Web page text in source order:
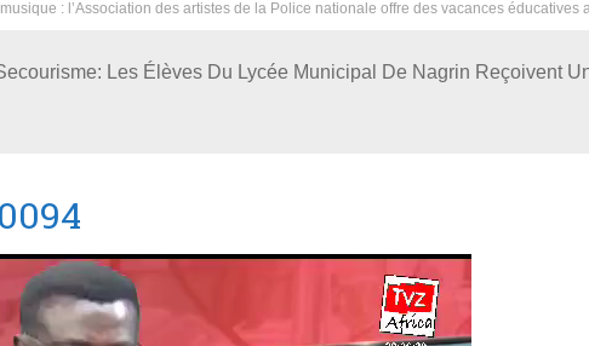
rénove les écoles primaire et collège du Camp Général Aboubacar Sangoulé
Les Élèves Du Lycée Municipal De Nagrin Reçoivent